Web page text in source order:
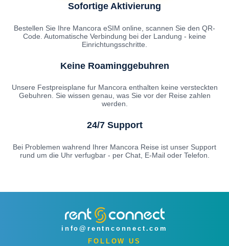
Sofortige Aktivierung
Bestellen Sie Ihre Mancora eSIM online, scannen Sie den QR-
Code. Automatische Verbindung bei der Landung - keine
Einrichtungsschritte.
Keine Roaminggebuhren
Unsere Festpreisplane fur Mancora enthalten keine versteckten
Gebuhren. Sie wissen genau, was Sie vor der Reise zahlen
werden.
24/7 Support
Bei Problemen wahrend Ihrer Mancora Reise ist unser Support
rund um die Uhr verfugbar - per Chat, E-Mail oder Telefon.
info@rentnconnect.com
FOLLOW US